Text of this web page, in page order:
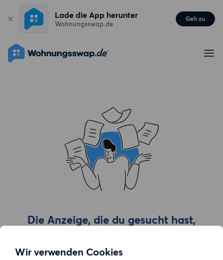
Wir verwenden Cookies
Lade die App herunter
Wohnungsswap.de
Geh zu
Die Anzeige, die du gesucht hast,